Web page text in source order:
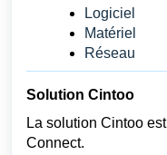
Logiciel
Matériel
Réseau
Solution Cintoo
La solution Cintoo
Connect.